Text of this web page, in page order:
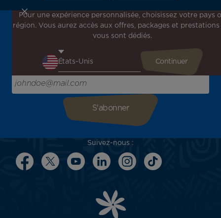
Inscrivez-vous à notre newsletter !
Recevez en avant-première toutes nos offres spéciales et
l'inspiration pour votre prochain voyage !
Saisissez votre adresse e-mail ici
Suivez-nous :
Pour une expérience personnalisée, choisissez votre pays
région. Vous aurez accès aux offres, packages et prestations
vous sont dédiés.